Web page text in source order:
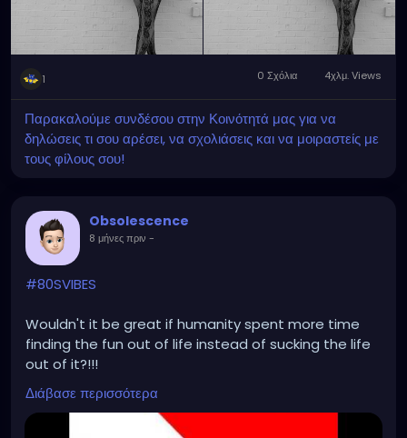
1 0 Σχόλια 4χλμ. Views
Παρακαλούμε συνδέσου στην Κοινότητά μας για να
δηλώσεις τι σου αρέσει, να σχολιάσεις και να μοιραστείς με
τους φίλους σου!
Obsolescence
8 μήνες πριν -
#80SVIBES
Wouldn't it be great if humanity spent more time
finding the fun out of life instead of sucking the life
out of it?!!!
https://www.youtube.com/watch?v=ke3ua0kLhYA
Διάβασε περισσότερα